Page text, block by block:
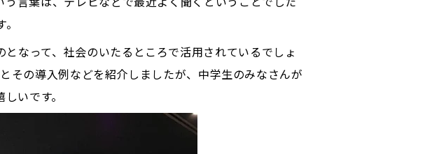
なって、社会のいたるところで活用されているでしょ
その導入例などを紹介しましたが、中学生のみなさんが
いです。